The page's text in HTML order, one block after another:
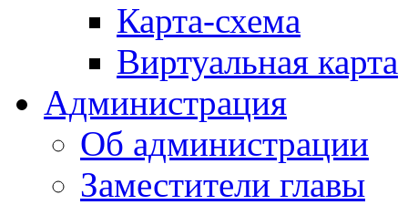
Карта-схема
Виртуальная карта
Администрация
Об администрации
Заместители главы